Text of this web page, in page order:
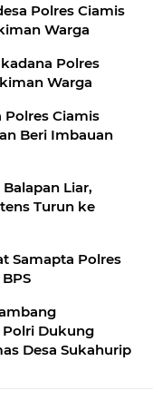
Polres Ciamis
Warga
Polres
Warga
Polres Ciamis
Beri Imbauan
Liar,
Turun ke
Samapta Polres
Dukung
Desa Sukahurip